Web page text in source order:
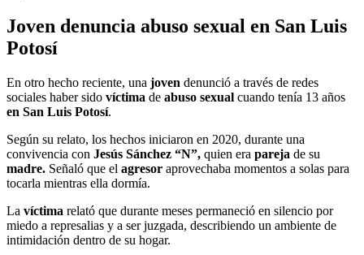
Joven denuncia abuso sexual en San Luis
Potosí
En otro hecho reciente, una joven denunció a través de redes
sociales haber sido víctima de abuso sexual cuando tenía 13 años
en San Luis Potosí.
Según su relato, los hechos iniciaron en 2020, durante una
convivencia con Jesús Sánchez “N”, quien era pareja de su
madre. Señaló que el agresor aprovechaba momentos a solas para
tocarla mientras ella dormía.
La víctima relató que durante meses permaneció en silencio por
miedo a represalias y a ser juzgada, describiendo un ambiente de
intimidación dentro de su hogar.